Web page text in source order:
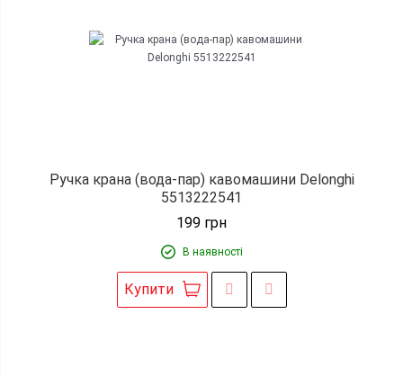
Ручка крана (вода-пар) кавомашини Delonghi
5513222541
199 грн
В наявності
Купити